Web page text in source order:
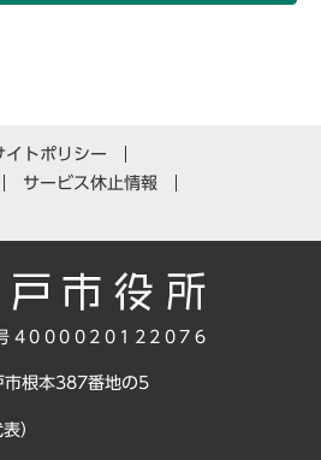
イトポリシー
サービス休止情報
4000020122076
根本387番地の5
）